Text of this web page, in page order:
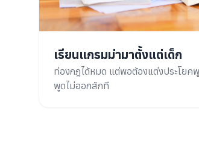
เรียนแกรมม่ามาตั้งแต่เด็ก
ท่องกฎได้หมด แต่พอต้องแต่งประโยค
พูดไม่ออกสักที